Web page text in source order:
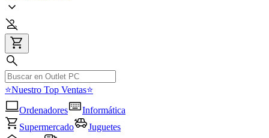
⭐Nuestro Top Ventas⭐
Ordenadores
Informática
Supermercado
Juguetes